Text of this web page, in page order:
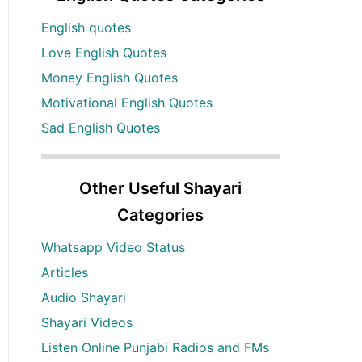
English quotes
Love English Quotes
Money English Quotes
Motivational English Quotes
Sad English Quotes
Other Useful Shayari
Categories
Whatsapp Video Status
Articles
Audio Shayari
Shayari Videos
Listen Online Punjabi Radios and FMs